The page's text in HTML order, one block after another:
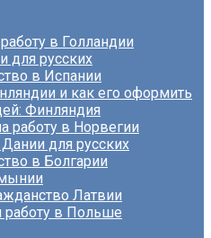
в Голландии
для русских
в Испании
и как его оформить
Финляндия
работу в Норвегии
для русских
в Болгарии
Латвии
работу в Польше